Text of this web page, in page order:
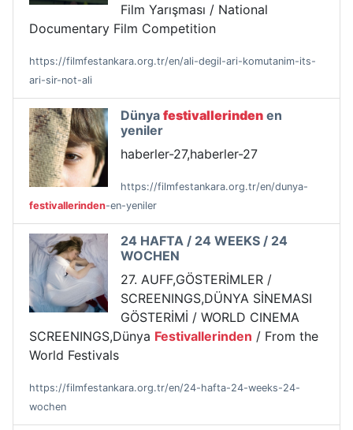
Film Yarışması / National
Documentary Film Competition
https://filmfestankara.org.tr/en/ali-degil-ari-komutanim-its-
ari-sir-not-ali
Dünya festivallerinden en
yeniler
haberler-27,haberler-27
https://filmfestankara.org.tr/en/dunya-
festivallerinden-en-yeniler
24 HAFTA / 24 WEEKS / 24
WOCHEN
27. AUFF,GÖSTERİMLER /
SCREENINGS,DÜNYA SİNEMASI
GÖSTERİMİ / WORLD CINEMA
SCREENINGS,Dünya Festivallerinden / From the
World Festivals
https://filmfestankara.org.tr/en/24-hafta-24-weeks-24-
wochen